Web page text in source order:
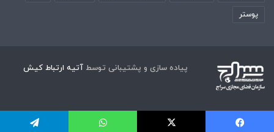
پوستر
پیاده سازی و پشتیبانی توسط آتیه ارتباط کیش